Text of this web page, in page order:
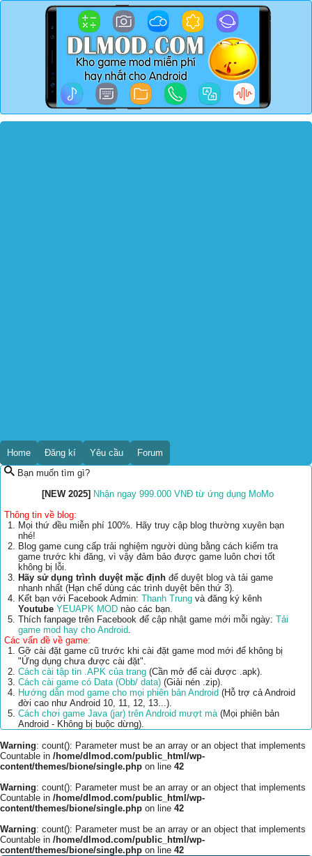
Home Đăng kí Yêu cầu
Forum
Bạn muốn tìm gì?
[NEW 2025] Nhận ngay 999.000 VNĐ từ ứng dụng MoMo
Thông tin về blog:
Mọi thứ đều miễn phí 100%. Hãy truy cập blog thường xuyên bạn
nhé!
Blog game cung cấp trải nghiệm người dùng bằng cách kiểm tra
game trước khi đăng, vì vậy đảm bảo được game luôn chơi tốt
không bị lỗi.
Hãy sử dụng trình duyệt mặc định để duyệt blog và tải game
nhanh nhất (Hạn chế dùng các trình duyệt bên thứ 3).
Kết bạn với Facebook Admin: Thanh Trung và đăng ký kênh
Youtube YEUAPK MOD nào các bạn.
Thích fanpage trên Facebook để cập nhật game mới mỗi ngày: Tải
game mod hay cho Android.
Các vấn đề về game:
Gỡ cài đặt game cũ trước khi cài đặt game mod mới để không bị
"Ứng dụng chưa được cài đặt".
Cách cài tập tin .APK của trang (Cần mở để cài được .apk).
Cách cài game có Data (Obb/ data) (Giải nén .zip).
Hướng dẫn mod game cho mọi phiên bản Android (Hỗ trợ cả Android
đời cao như Android 10, 11, 12, 13...).
Cách chơi game Java (jar) trên Android mượt mà(Mọi phiên bản
Android - Không bị buộc dừng).
Warning: count(): Parameter must be an array or an object that implements
Countable in /home/dlmod.com/public_html/wp-
content/themes/bione/single.php on line 42
Warning: count(): Parameter must be an array or an object that implements
Countable in /home/dlmod.com/public_html/wp-
content/themes/bione/single.php on line 42
Warning: count(): Parameter must be an array or an object that implements
Countable in /home/dlmod.com/public_html/wp-
content/themes/bione/single.php on line 42